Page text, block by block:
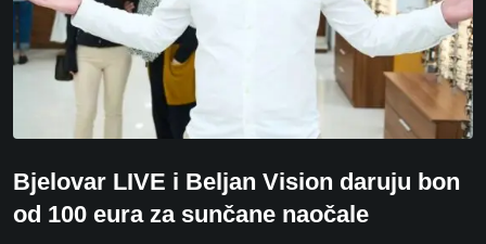
Bjelovar LIVE i Beljan Vision daruju bon
od 100 eura za sunčane naočale